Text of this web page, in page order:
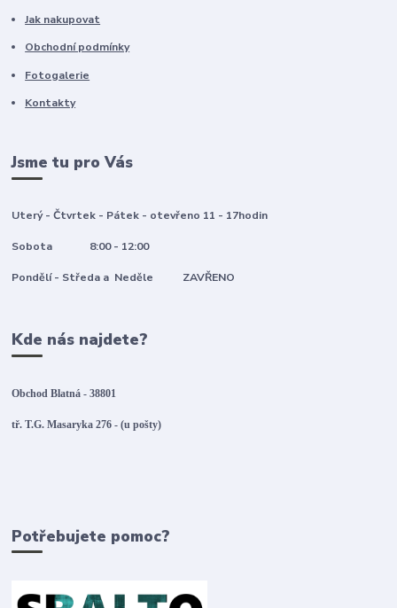
Jak nakupovat
Obchodní podmínky
Fotogalerie
Kontakty
Jsme tu pro Vás
Uterý - Čtvrtek - Pátek - otevřeno 11 - 17hodin
Sobota 8:00 - 12:00
Pondělí - Středa a Neděle ZAVŘENO
Kde nás najdete?
Obchod Blatná - 38801
tř. T.G. Masaryka 276 - (u pošty)
Potřebujete pomoc?